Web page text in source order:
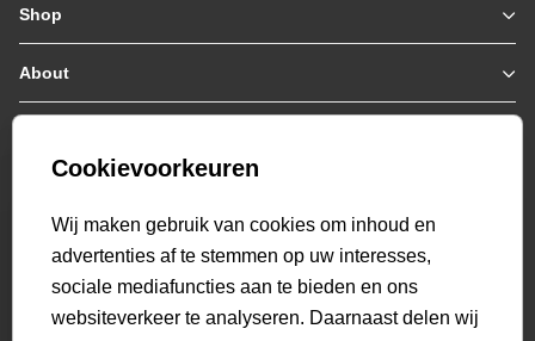
Shop
Zomerjassen
Jassen / Coats
Colberts
Hoodies
Polo's
T-shirts
Overshirts
Overhemden
About
Who we are
Genti X PSV
Bestellen & Betalen
Retourneren
Veelgestelde vragen
Mijn Account
beoordelingen
Cookievoorkeuren
Wij maken gebruik van cookies om inhoud en
advertenties af te stemmen op uw interesses,
sociale mediafuncties aan te bieden en ons
websiteverkeer te analyseren. Daarnaast delen wij